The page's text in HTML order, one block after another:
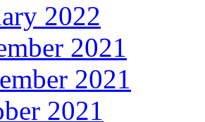
2022
2021
2021
2021